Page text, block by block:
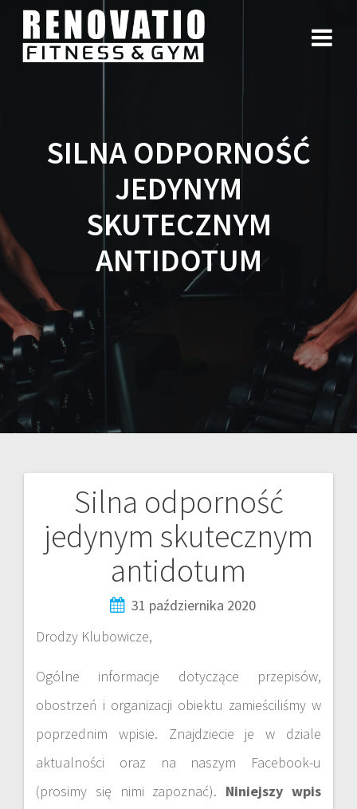
SILNA ODPORNOŚĆ
JEDYNYM
SKUTECZNYM
ANTIDOTUM
Silna odporność
jedynym skutecznym
antidotum
31 października 2020
Drodzy Klubowicze,
Ogólne informacje dotyczące przepisów,
obostrzeń i organizacji obiektu zamieściliśmy w
poprzednim wpisie. Znajdziecie je w dziale
aktualności oraz na naszym Facebook-u
(prosimy się nimi zapoznać). Niniejszy wpis